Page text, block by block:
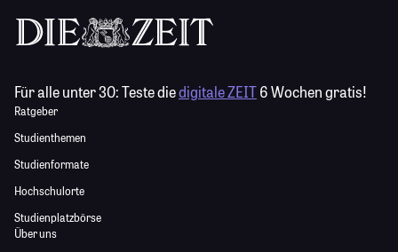
Für alle unter 30:Teste diedigitale ZEIT6 Wochen gratis!
Ratgeber
Studienthemen
Studienformate
Hochschulorte
Studienplatzbörse
Über uns